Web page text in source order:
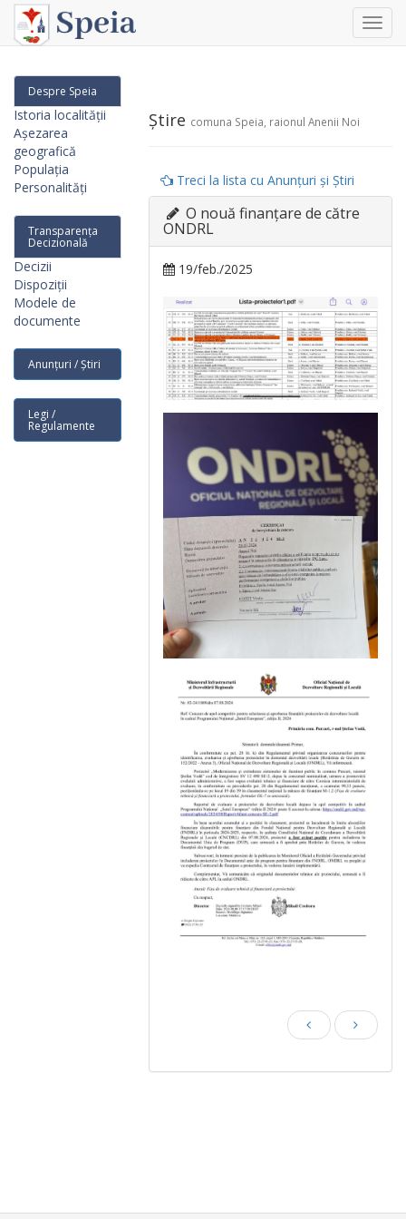
Despre Speia
Istoria localității
Așezarea
geografică
Populația
Personalități
Transparența
Decizională
Decizii
Dispoziții
Modele de
documente
Anunțuri / Știri
Legi /
Regulamente
Știre comuna Speia, raionul Anenii Noi
Treci la lista cu Anunțuri și Știri
O nouă finanțare de către
ONDRL
19/feb./2025